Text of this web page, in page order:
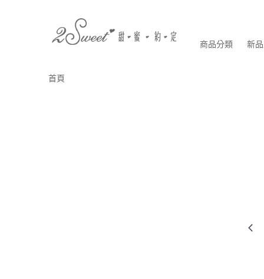
商品分類 新
首頁